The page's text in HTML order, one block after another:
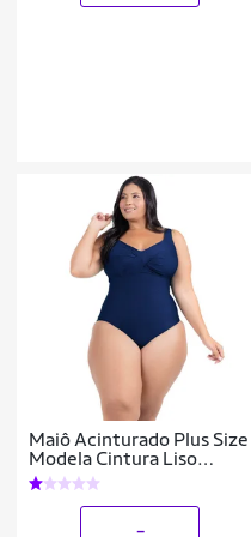
Maiô Acinturado Plus Size
Modela Cintura Liso
Casual